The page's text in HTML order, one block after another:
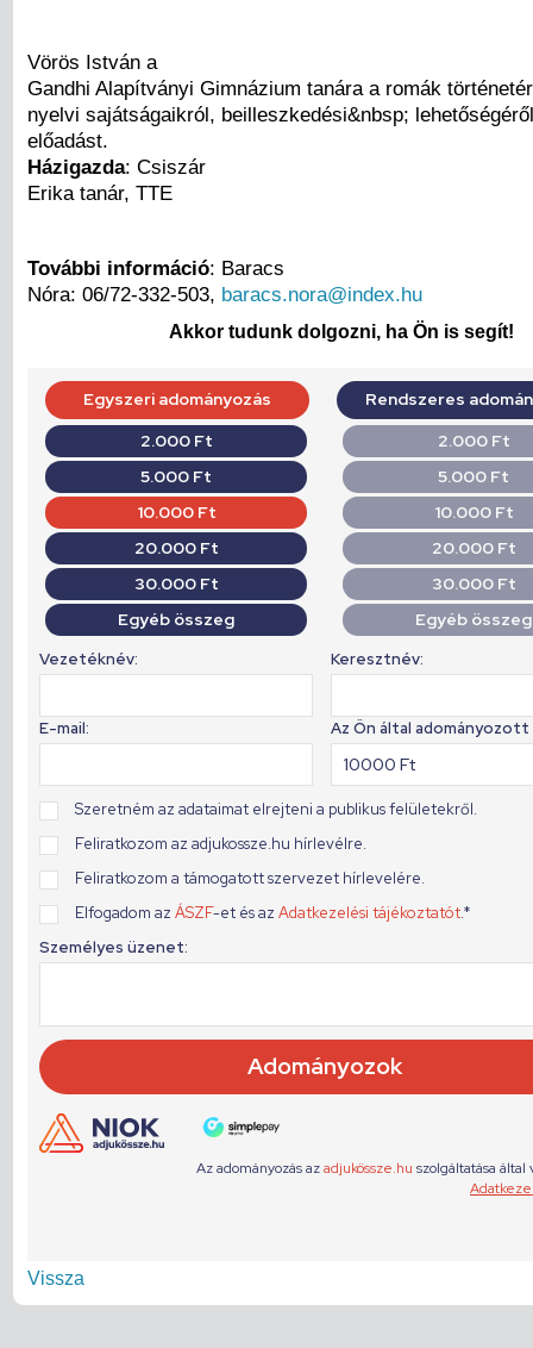
Vörös István a
Gandhi Alapítványi Gimnázium tanára a romák
nyelvi sajátságaikról, beilleszkedési&nbsp;
előadást.
Házigazda: Csiszár
Erika tanár, TTE
További információ: Baracs
Nóra: 06/72-332-503, baracs.nora@index.hu
Akkor tudunk dolgozni, ha Ön is segít!
Vissza